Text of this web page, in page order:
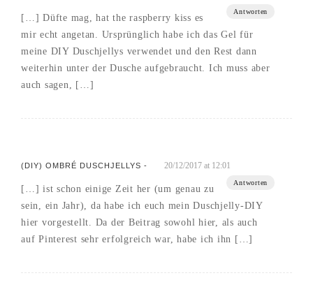
Antworten
[…] Düfte mag, hat the raspberry kiss es
mir echt angetan. Ursprünglich habe ich das Gel für
meine DIY Duschjellys verwendet und den Rest dann
weiterhin unter der Dusche aufgebraucht. Ich muss aber
auch sagen, […]
(DIY) OMBRÉ DUSCHJELLYS - 20/12/2017 at 12:01
Antworten
[…] ist schon einige Zeit her (um genau zu
sein, ein Jahr), da habe ich euch mein Duschjelly-DIY
hier vorgestellt. Da der Beitrag sowohl hier, als auch
auf Pinterest sehr erfolgreich war, habe ich ihn […]